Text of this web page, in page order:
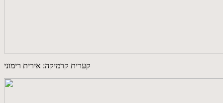
קערית קרמיקה: אירית רימוני